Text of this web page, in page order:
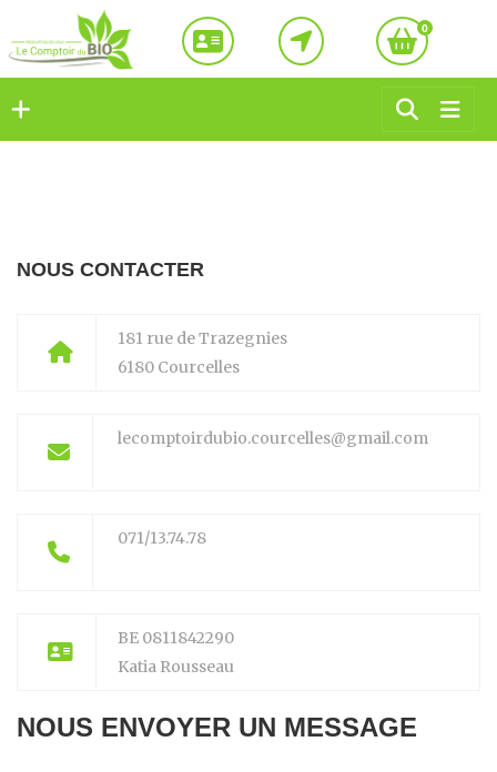
0
NOUS CONTACTER
181 rue de Trazegnies
6180 Courcelles
lecomptoirdubio.courcelles@gmail.com
071/13.74.78
BE 0811842290
Katia Rousseau
NOUS ENVOYER UN MESSAGE